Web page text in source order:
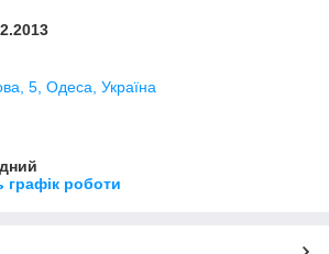
5, Одеса, Україна
графік роботи